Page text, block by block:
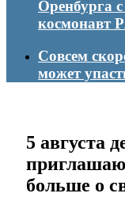
Оренбурга
космонавт
Совсем
может
5 августа
больше о